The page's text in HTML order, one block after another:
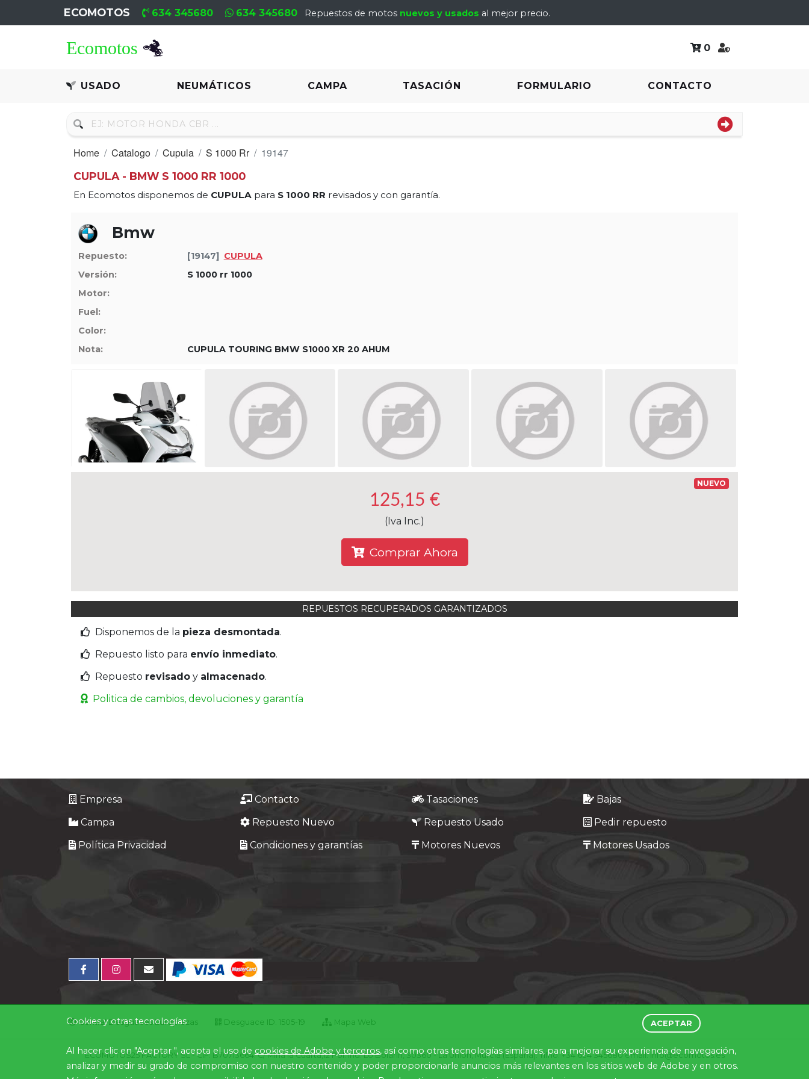
ECOMOTOS 634 345680 634 345680 Repuestos de motos nuevos y usados al mejor precio.
0
USADO NEUMÁTICOS CAMPA TASACIÓN FORMULARIO CONTACTO
Recambio
Neumáticos
Motores
Tasaciones
Formulario
Empresa
Home Catalogo Cupula S 1000 Rr 19147
CUPULA - BMW S 1000 RR 1000
En Ecomotos disponemos de CUPULA para S 1000 RR revisados y con garantía.
Bmw
Repuesto: [19147] CUPULA
Versión:
S 1000 rr 1000
Motor:
Fuel:
Color:
Nota:
CUPULA TOURING BMW S1000 XR 20 AHUM
NUEVO
125,15 €
(Iva Inc.)
Comprar Ahora
REPUESTOS RECUPERADOS GARANTIZADOS
Disponemos de la pieza desmontada.
Repuesto listo para envío inmediato.
Repuesto revisado y almacenado.
Politica de cambios, devoluciones y garantía
Empresa Contacto Tasaciones
Bajas
Campa
Repuesto Nuevo Repuesto Usado
Pedir repuesto
Política Privacidad
Condiciones y garantías Motores Nuevos Motores Usados
Central Desguaces Europiezas Desguace ID. 1505-19 Mapa Web
ECOMOTOS25 FACTORY SL - CIF: B70713664. C/ Mina la Cuarta,12 Pol. Ind. Lo Bolarín, 30360 - La Union, Murcia (España). Tlfno. +34 634 345680 email: info@ecomotos.es
Cookies y otras tecnologías ACEPTAR
Al hacer clic en "Aceptar ", acepta el uso de cookies de Adobe y terceros, así como otras tecnologías similares, para mejorar su experiencia de navegación,
analizar y medir su grado de compromiso con nuestro contenido y poder proporcionarle anuncios más relevantes en los sitios web de Adobe y en otros.